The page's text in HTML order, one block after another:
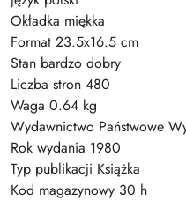
Okładka miękka
Format 23.5x16.5 cm
Stan bardzo dobry
Liczba stron 480
Waga 0.64 kg
Wydawnictwo Państwowe
Rok wydania 1980
Typ publikacji Książka
Kod magazynowy 30 h